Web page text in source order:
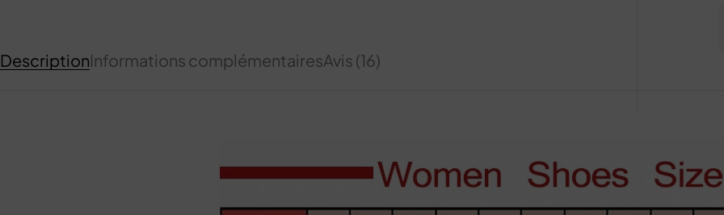
DescriptionInformations complémentairesAvis (16)